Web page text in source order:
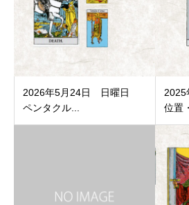
2026年5月24日 日曜日
ペンタクル...
2025
位置